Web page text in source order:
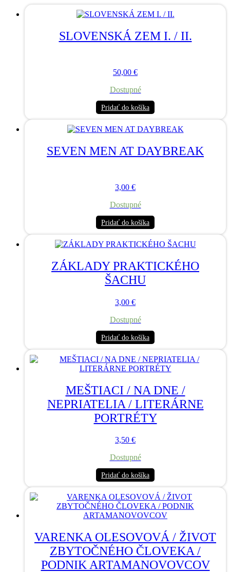
SLOVENSKÁ ZEM I. / II.
50,00 €
Dostupné
Pridať do košíka
SEVEN MEN AT DAYBREAK
3,00 €
Dostupné
Pridať do košíka
ZÁKLADY PRAKTICKÉHO
ŠACHU
3,00 €
Dostupné
Pridať do košíka
MEŠTIACI / NA DNE /
NEPRIATELIA / LITERÁRNE
PORTRÉTY
3,50 €
Dostupné
Pridať do košíka
VARENKA OLESOVOVÁ / ŽIVOT
ZBYTOČNÉHO ČLOVEKA /
PODNIK ARTAMANOVOVCOV